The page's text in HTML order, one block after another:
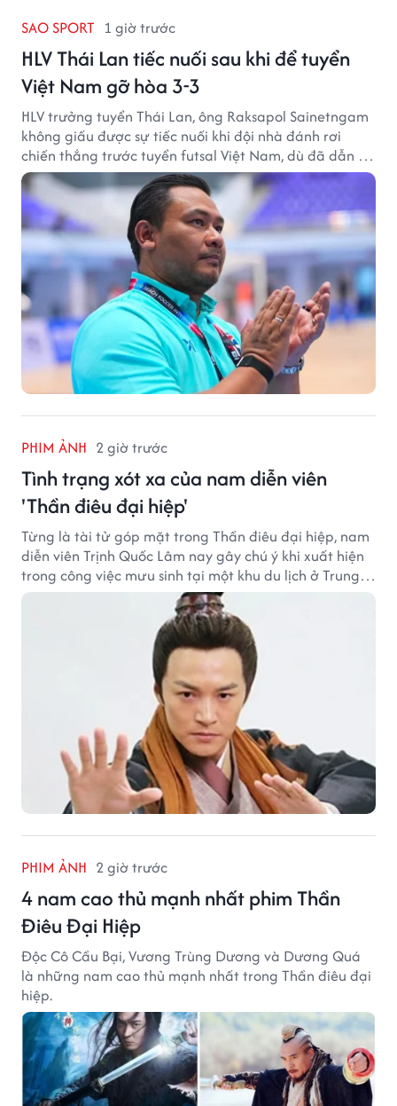
SAO SPORT 1 giờ trước
HLV Thái Lan tiếc nuối sau khi để tuyển
Việt Nam gỡ hòa 3-3
HLV trưởng tuyển Thái Lan, ông Raksapol Sainetngam
không giấu được sự tiếc nuối khi đội nhà đánh rơi
chiến thắng trước tuyển futsal Việt Nam, dù đã dẫn tới
3-0 sau hiệp một.
PHIM ẢNH 2 giờ trước
Tình trạng xót xa của nam diễn viên
'Thần điêu đại hiệp'
Từng là tài tử góp mặt trong Thần điêu đại hiệp, nam
diễn viên Trịnh Quốc Lâm nay gây chú ý khi xuất hiện
trong công việc mưu sinh tại một khu du lịch ở Trung
Quốc.
PHIM ẢNH 2 giờ trước
4 nam cao thủ mạnh nhất phim Thần
Điêu Đại Hiệp
Độc Cô Cầu Bại, Vương Trùng Dương và Dương Quá
là những nam cao thủ mạnh nhất trong Thần điêu đại
hiệp.